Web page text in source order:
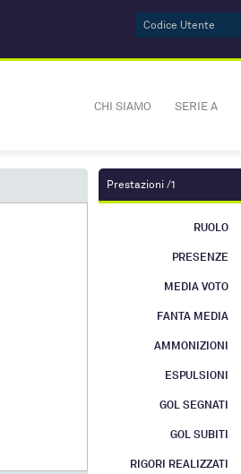
CHI SIAMO SERIE A
Prestazioni /1
RUOLO
PRESENZE
MEDIA VOTO
FANTA MEDIA
AMMONIZIONI
ESPULSIONI
GOL SEGNATI
GOL SUBITI
RIGORI REALIZZATI